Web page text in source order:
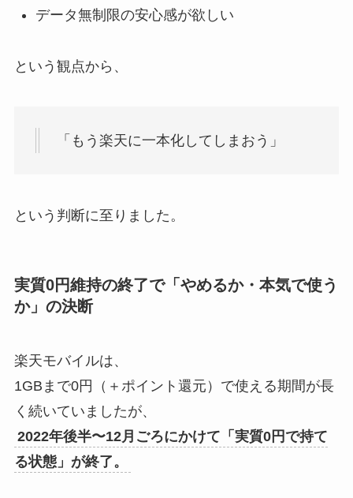
データ無制限の安心感が欲しい
という観点から、
「もう楽天に一本化してしまおう」
という判断に至りました。
実質0円維持の終了で「やめるか・本気で使う
か」の決断
楽天モバイルは、
1GBまで0円（＋ポイント還元）で使える期間が長
く続いていましたが、
2022年後半〜12月ごろにかけて「実質0円で持て
る状態」が終了。